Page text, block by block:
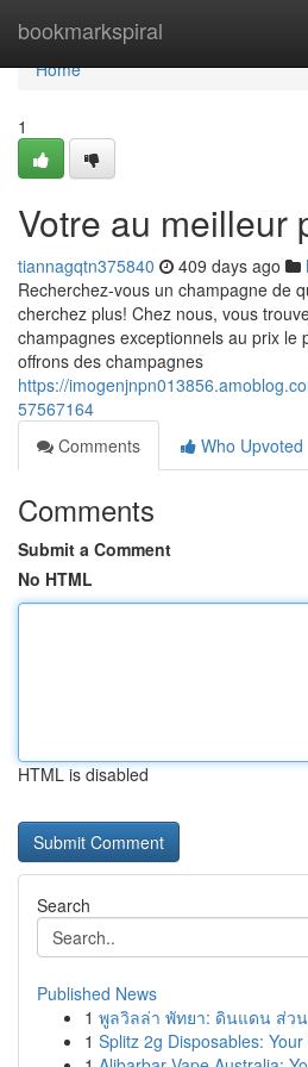
bookmarkspiral
Home
Home
1
Votre au meilleur
tiannagqtn375840 409 days ago
Recherchez-vous un champagne de
cherchez plus! Chez nous, vous
champagnes exceptionnels au prix le
offrons des champagnes
https://
57567164
Comments
Who Upvoted
Comments
Submit a Comment
No HTML
HTML is disabled
Search
Published News
1 พูลวิลล่า พัทยา: ดินแดน ส่ว
1 Splitz 2g Disposables: